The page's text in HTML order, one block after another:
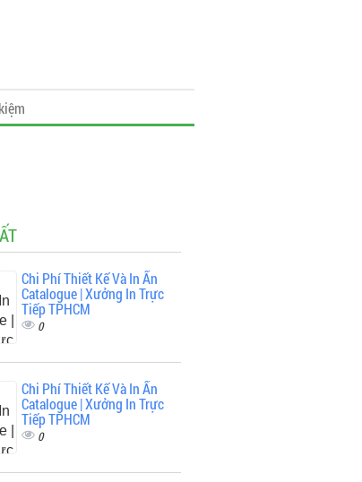
Chi Phí Thiết Kế Và In Ấn
Catalogue | Xưởng In Trực
Tiếp TPHCM
0
Chi Phí Thiết Kế Và In Ấn
Catalogue | Xưởng In Trực
Tiếp TPHCM
0